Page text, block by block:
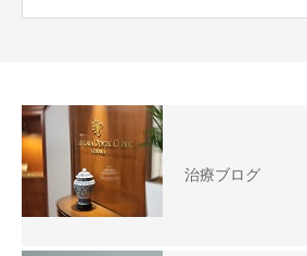
治療ブログ